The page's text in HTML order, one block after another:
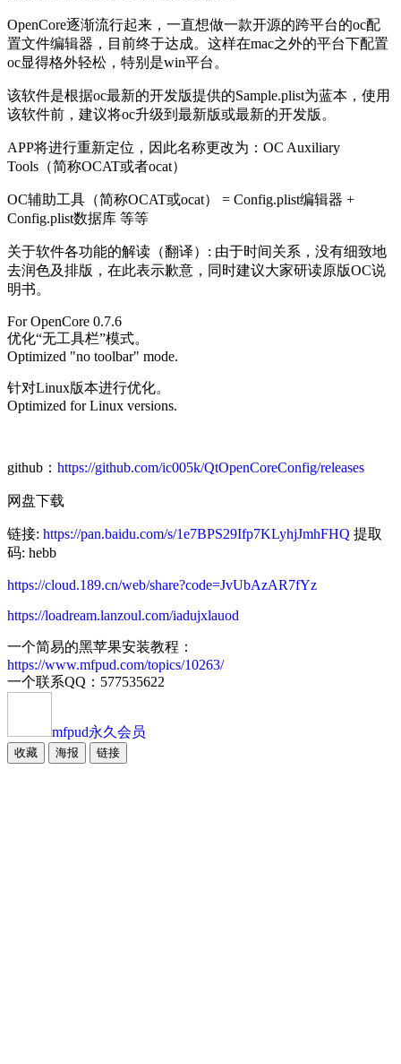
OpenCore逐渐流行起来，一直想做一款开源的跨平台的oc配
置文件编辑器，目前终于达成。这样在mac之外的平台下配置
oc显得格外轻松，特别是win平台。
该软件是根据oc最新的开发版提供的Sample.plist为蓝本，使用
该软件前，建议将oc升级到最新版或最新的开发版。
APP将进行重新定位，因此名称更改为：OC Auxiliary
Tools（简称OCAT或者ocat）
OC辅助工具（简称OCAT或ocat） = Config.plist编辑器 +
Config.plist数据库 等等
关于软件各功能的解读（翻译）: 由于时间关系，没有细致地
去润色及排版，在此表示歉意，同时建议大家研读原版OC说
明书。
For OpenCore 0.7.6
优化“无工具栏”模式。
Optimized "no toolbar" mode.
针对Linux版本进行优化。
Optimized for Linux versions.
github： https://github.com/ic005k/QtOpenCoreConfig/releases
网盘下载
链接: https://pan.baidu.com/s/1e7BPS29Ifp7KLyhjJmhFHQ 提取
码: hebb
https://cloud.189.cn/web/share?code=JvUbAzAR7fYz
https://loadream.lanzoul.com/iadujxlauod
一个简易的黑苹果安装教程：
https://www.mfpud.com/topics/10263/
一个联系QQ：577535622
mfpud永久会员
收藏 海报 链接